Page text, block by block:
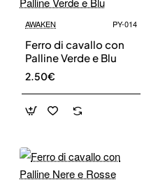
e sulle promozioni iscrivendoti
AWAKEN PY-014
Ferro di cavallo con
Palline Verde e Blu
2.50€